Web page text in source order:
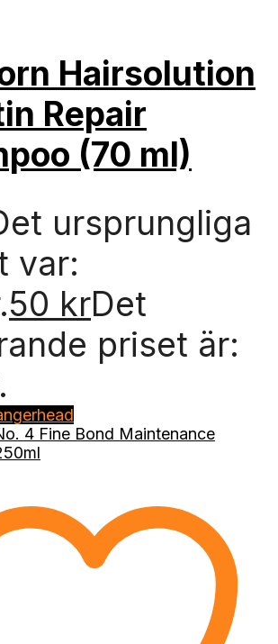
Hairsolution
Repair
(70 ml)
ursprungliga
var:
50 krDet
priset är: